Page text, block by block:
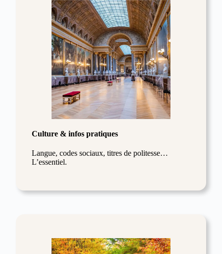
Culture & infos pratiques
Langue, codes sociaux, titres de politesse…
L’essentiel.